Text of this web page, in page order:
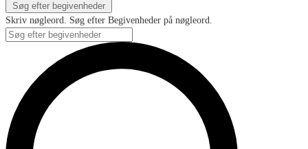
Søg efter begivenheder
Skriv nøgleord. Søg efter Begivenheder på nøgleord.